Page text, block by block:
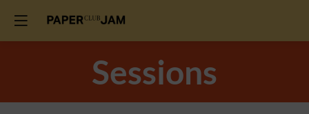
Sessions